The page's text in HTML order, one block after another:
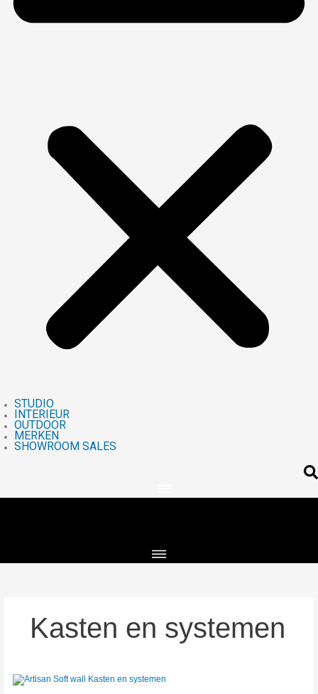
STUDIO
INTERIEUR
OUTDOOR
MERKEN
SHOWROOM SALES
Kasten en systemen
Soft
wall